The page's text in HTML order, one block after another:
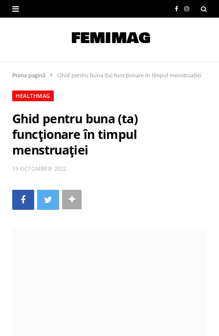
e
b
I
t
a
Prima pagină » Ghid pentru buna (ta) funcționare în timpul menstruației
HEALTHMAG
Ghid pentru buna (ta)
funcționare în timpul
menstruației
13 OCTOMBRIE 2022